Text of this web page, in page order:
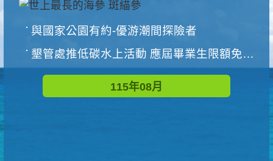
與國家公園有約-優游潮間探險者
墾管處推低碳水上活動 應屆畢業生限額免費參加
115年08月